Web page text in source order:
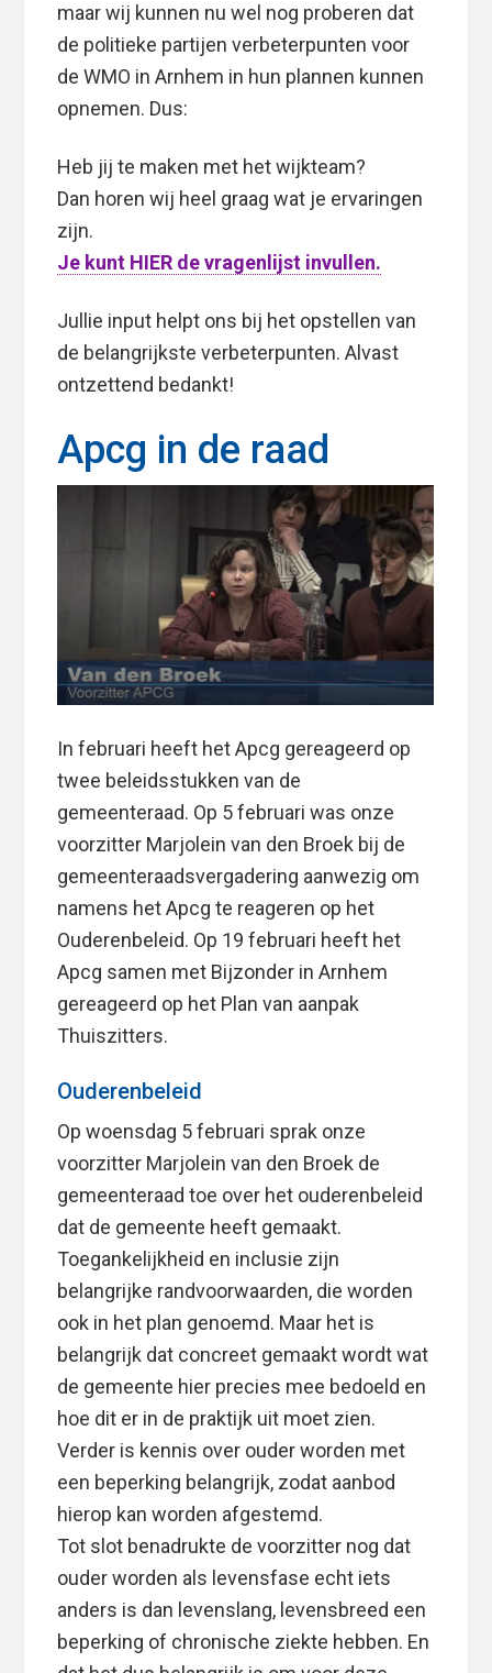
maar wij kunnen nu wel nog proberen dat
de politieke partijen verbeterpunten voor
de WMO in Arnhem in hun plannen kunnen
opnemen. Dus:
Heb jij te maken met het wijkteam?
Dan horen wij heel graag wat je ervaringen
zijn.
Je kunt HIER de vragenlijst invullen.
Jullie input helpt ons bij het opstellen van
de belangrijkste verbeterpunten. Alvast
ontzettend bedankt!
Apcg in de raad
In februari heeft het Apcg gereageerd op
twee beleidsstukken van de
gemeenteraad. Op 5 februari was onze
voorzitter Marjolein van den Broek bij de
gemeenteraadsvergadering aanwezig om
namens het Apcg te reageren op het
Ouderenbeleid. Op 19 februari heeft het
Apcg samen met Bijzonder in Arnhem
gereageerd op het Plan van aanpak
Thuiszitters.
Ouderenbeleid
Op woensdag 5 februari sprak onze
voorzitter Marjolein van den Broek de
gemeenteraad toe over het ouderenbeleid
dat de gemeente heeft gemaakt.
Toegankelijkheid en inclusie zijn
belangrijke randvoorwaarden, die worden
ook in het plan genoemd. Maar het is
belangrijk dat concreet gemaakt wordt wat
de gemeente hier precies mee bedoeld en
hoe dit er in de praktijk uit moet zien.
Verder is kennis over ouder worden met
een beperking belangrijk, zodat aanbod
hierop kan worden afgestemd.
Tot slot benadrukte de voorzitter nog dat
ouder worden als levensfase echt iets
anders is dan levenslang, levensbreed een
beperking of chronische ziekte hebben. En